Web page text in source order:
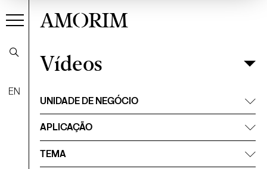
EN
AMORIM
VídeosFiltrar
Vídeos
UNIDADE DE NEGÓCIO
APLICAÇÃO
TEMA